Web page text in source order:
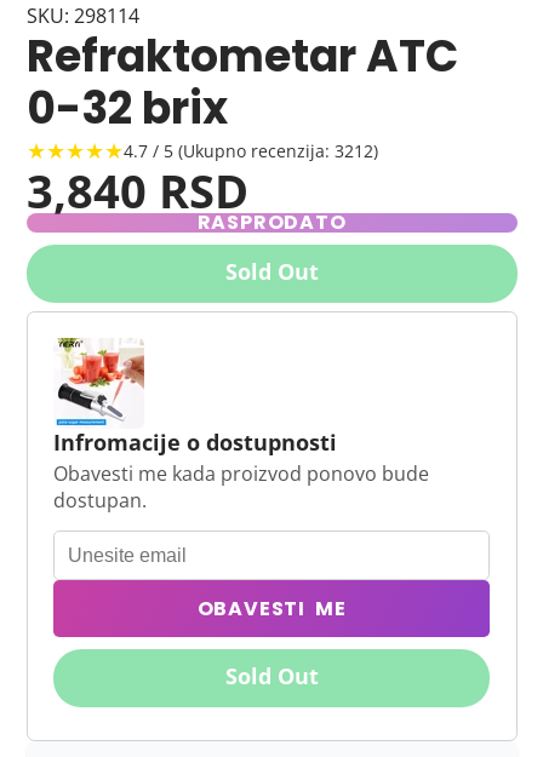
SKU: 298114
Refraktometar ATC
0-32 brix
★★★★★4.7 / 5 (Ukupno recenzija: 3212)
3,840 RSD
RASPRODATO
Sold Out
Infromacije o dostupnosti
Obavesti me kada proizvod ponovo bude
dostupan.
OBAVESTI ME
Sold Out